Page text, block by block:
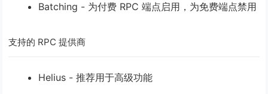
Batching - 为付费 RPC 端点启用，为免费端点禁用
支持的 RPC 提供商
Helius - 推荐用于高级功能